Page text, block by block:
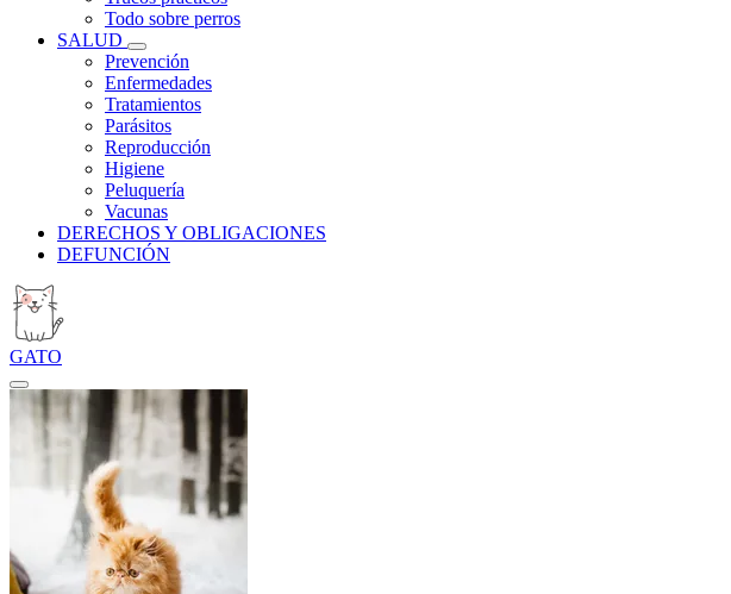
Todo sobre perros
SALUD
Prevención
Enfermedades
Tratamientos
Parásitos
Reproducción
Higiene
Peluquería
Vacunas
DERECHOS Y OBLIGACIONES
DEFUNCIÓN
GATO